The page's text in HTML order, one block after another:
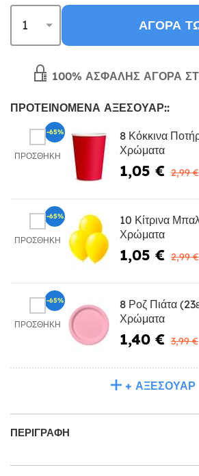
ΑΓΟΡΆ
100% ΑΣΦΑΛΉΣ ΑΓΟΡΆ
ΠΡΟΤΕΙΝΌΜΕΝΑ ΑΞΕΣΟΥΆΡ::
ΠΡΟΣΘΉΚΗ
8 Κόκκινα
Χρώματα
1,05 € 2,99 €
-65%
ΠΡΟΣΘΉΚΗ
10 Κίτρινα
Χρώματα
1,05 € 2,99 €
-65%
ΠΡΟΣΘΉΚΗ
8 Ροζ Πιάτα
Χρώματα
1,40 € 3,99 €
-65%
+ ΑΞΕΣΟΥΆΡ
ΠΕΡΙΓΡΑΦΉ